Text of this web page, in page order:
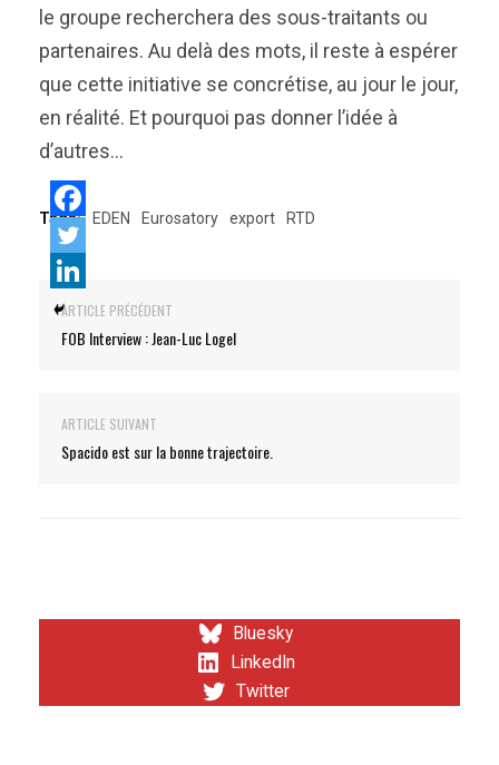
le groupe recherchera des sous-traitants ou
partenaires. Au delà des mots, il reste à espérer
que cette initiative se concrétise, au jour le jour,
en réalité. Et pourquoi pas donner l’idée à
d’autres…
Tags: EDEN Eurosatory export RTD
ARTICLE PRÉCÉDENT
FOB Interview : Jean-Luc Logel
ARTICLE SUIVANT
Spacido est sur la bonne trajectoire.
Bluesky
LinkedIn
Twitter